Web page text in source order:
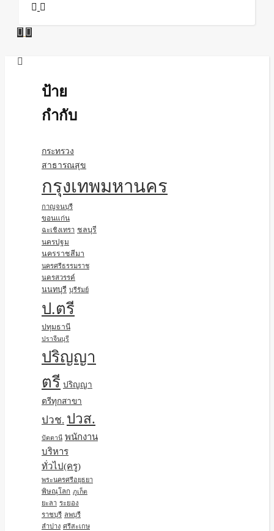
ป้าย
กำกับ
กระทรวง
สาธารณสุข
กรุงเทพมหานคร
กาญจนบุรี
ขอนแก่น
ฉะเชิงเทรา ชลบุรี
นครปฐม
นครราชสีมา
นครศรีธรรมราช
นครสวรรค์
นนทบุรี บุรีรัมย์
ป.ตรี
ปทุมธานี
ปราจีนบุรี
ปริญญา
ตรี ปริญญา
ตรีทุกสาขา
ปวช. ปวส.
ปัตตานี พนักงาน
บริหาร
ทั่วไป(ครู)
พระนครศรีอยุธยา
พิษณุโลก ภูเก็ต
ยะลา ระยอง
ราชบุรี ลพบุรี
ลำปาง ศรีสะเกษ